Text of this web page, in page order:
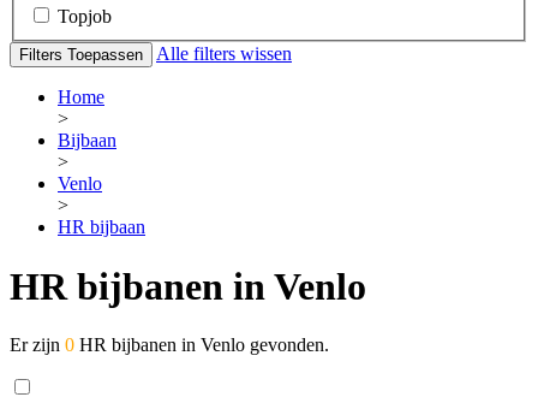
Topjob
Filters Toepassen Alle filters wissen
Home
>
Bijbaan
>
Venlo
>
HR bijbaan
HR bijbanen in Venlo
Er zijn 0 HR bijbanen in Venlo gevonden.